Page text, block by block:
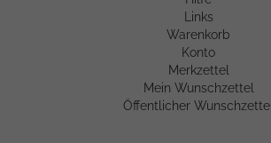
Links
Warenkorb
Konto
Merkzettel
Mein Wunschzettel
Öffentlicher Wunschzettel